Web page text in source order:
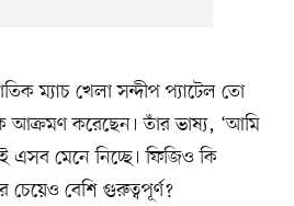
ম্যাচ খেলা সন্দীপ প্যাটেল তো
আক্রমণ করেছেন। তাঁর ভাষ্য, ‘আমি
এসব মেনে নিচ্ছে। ফিজিও কি
বেশি গুরুত্বপূর্ণ?